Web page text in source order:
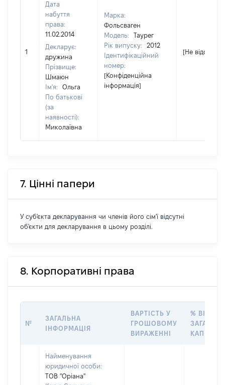
1
Дата
набуття
права:
11.02.2014
Декларує:
дружина
Прізвище:
Шмаюн
Ім'я:
Ольга
По батькові
(за
наявності):
Миколаївна
Марка:
Фольсваген
Модель:
Таурег
Рік випуску:
2012
Ідентифікаційний
номер:
[Конфіденційна
інформація]
[Не відомо]
7. Цінні папери
У суб'єкта декларування чи членів його сім'ї відсутні
об'єкти для декларування в цьому розділі.
8. Корпоративні права
№
ЗАГАЛЬНА
ІНФОРМАЦІЯ
ВАРТІСТЬ У
ГРОШОВОМУ
ВИРАЖЕННІ
% ВІД
КАПІТАЛУ
Найменування
юридичної особи:
ТОВ "Оріана"